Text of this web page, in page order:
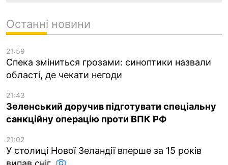
Останні новини
21:59
Спека зміниться грозами: синоптики назвали
області, де чекати негоди
21:43
Зеленський доручив підготувати спеціальну
санкційну операцію проти ВПК РФ
21:02
У столиці Нової Зеландії вперше за 15 років